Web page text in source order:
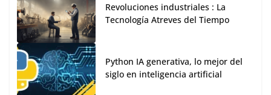
Revoluciones industriales : La
Tecnología Atreves del Tiempo
Python IA generativa, lo mejor del
siglo en inteligencia artificial